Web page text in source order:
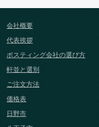
会社概要
代表挨拶
ポスティング会社の選び方
軒並と選別
ご注文方法
価格表
日野市